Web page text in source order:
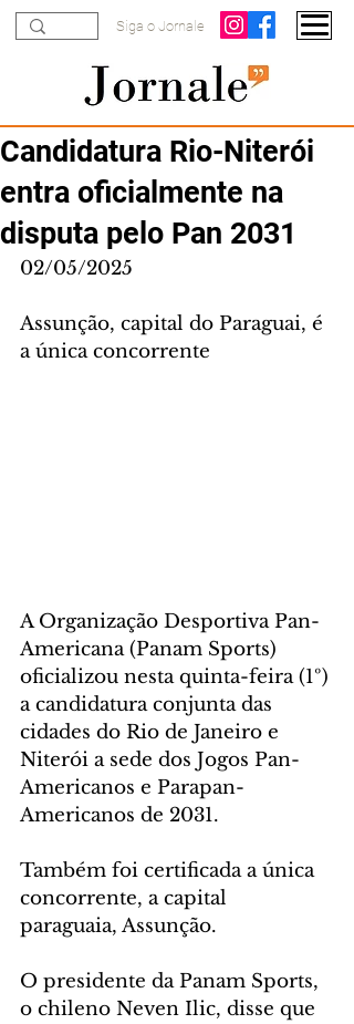
Siga o Jornale
Candidatura Rio-Niterói
entra oficialmente na
disputa pelo Pan 2031
02/05/2025
Assunção, capital do Paraguai, é
a única concorrente
A Organização Desportiva Pan-
Americana (Panam Sports)
oficializou nesta quinta-feira (1º)
a candidatura conjunta das
cidades do Rio de Janeiro e
Niterói a sede dos Jogos Pan-
Americanos e Parapan-
Americanos de 2031.
Também foi certificada a única
concorrente, a capital
paraguaia, Assunção.
O presidente da Panam Sports,
o chileno Neven Ilic, disse que